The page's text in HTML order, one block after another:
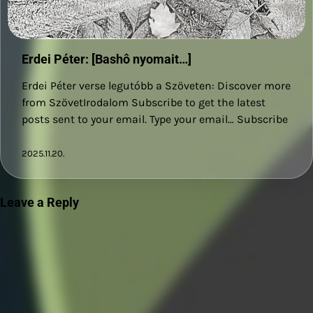
Erdei Péter: [Bashô nyomait…]
Erdei Péter verse legutóbb a Szöveten: Discover more
from SzövetIrodalom Subscribe to get the latest
posts sent to your email. Type your email… Subscribe
2025.11.20.
Leave a Reply